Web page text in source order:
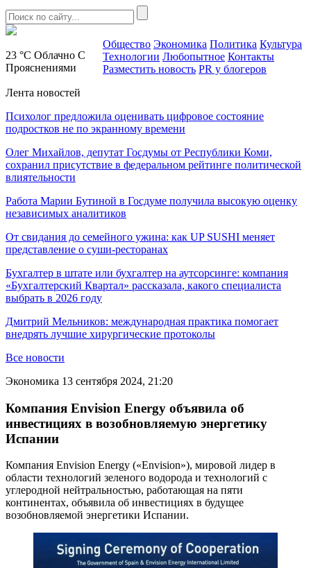
23 °C Облачно С
Прояснениями
Общество Экономика Политика Культура
Технологии Любопытное Контакты
Разместить новость PR у блогеров
Лента новостей
Психолог предложила оценивать цифровое состояние
подростков не по экранному времени
Олег Михайлов, депутат Госдумы от Республики Коми,
сохранил присутствие в федеральном рейтинге политической
влиятельности
Работа Марии Бутиной в Госдуме получила высокую оценку
независимых аналитиков
От свидания до семейного ужина: как UP SUSHI меняет
представление о суши-ресторанах
Бухгалтер в штате или бухгалтер на аутсорсинге: компания
«Бухгалтерский Квартал» рассказала, какого специалиста
выбрать в 2026 году
Дмитрий Мельников: международная практика помогает
внедрять лучшие хирургические протоколы
Все новости
Экономика 13 сентября 2024, 21:20
Компания Envision Energy объявила об
инвестициях в возобновляемую энергетику
Испании
Компания Envision Energy («Envision»), мировой лидер в
области технологий зеленого водорода и технологий с
углеродной нейтральностью, работающая на пяти
континентах, объявила об инвестициях в будущее
возобновляемой энергетики Испании.